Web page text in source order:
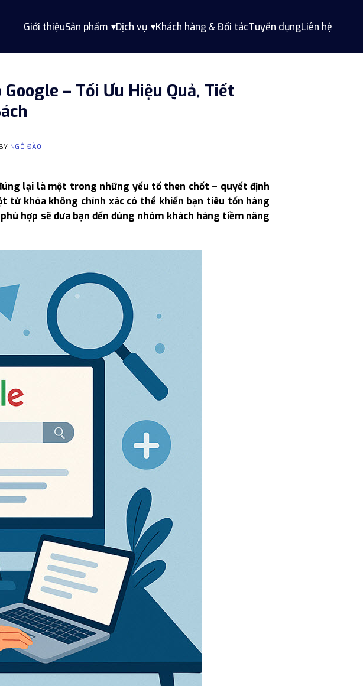
Giới thiệuSản phẩm Dịch vụ Khách hàng & Đối tácTuyển dụngLiên hệ
– Tối Ưu Hiệu Quả, Tiết
BY NGÔ ĐÀO
lại là một trong những yếu tố then chốt – quyết định
từ khóa không chính xác có thể khiến bạn tiêu tốn hàng
hợp sẽ đưa bạn đến đúng nhóm khách hàng tiềm năng